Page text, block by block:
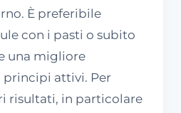
È preferibile
con i pasti o subito
una migliore
principi attivi. Per
risultati, in particolare